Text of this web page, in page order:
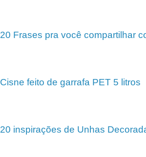
20 Frases pra você compartilhar
Cisne feito de garrafa PET 5 litros
20 inspirações de Unhas